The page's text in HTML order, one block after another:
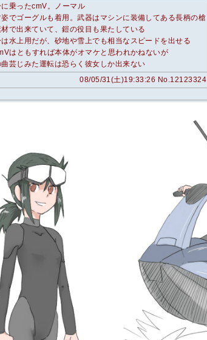
乗ったcmV。ノーマル
でゴーグルも着用。武器はマシンに装備してある長柄の槍
で出来ていて、鎧の役目も果たしている
水上用だが、砂地や雪上でも相当なスピードを出せる
はともすれば本体がオマケと思われかねないが
曲芸じみた運転は恐らく彼女しか出来ない
08/05/31(土)19:33:26 No.12123324